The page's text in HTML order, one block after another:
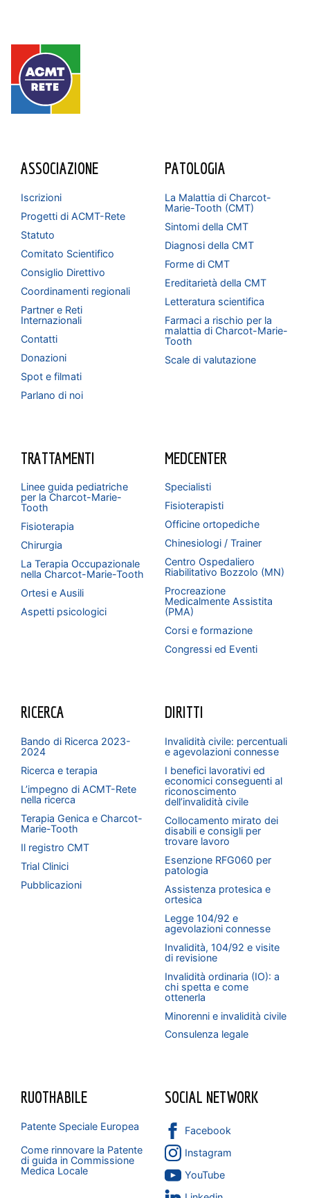
ASSOCIAZIONE
Iscrizioni
Progetti di ACMT-Rete
Statuto
Comitato Scientifico
Consiglio Direttivo
Coordinamenti regionali
Partner e Reti
Internazionali
Contatti
Donazioni
Spot e filmati
Parlano di noi
PATOLOGIA
La Malattia di Charcot-
Marie-Tooth (CMT)
Sintomi della CMT
Diagnosi della CMT
Forme di CMT
Ereditarietà della CMT
Letteratura scientifica
Farmaci a rischio per la
malattia di Charcot-Marie-
Tooth
Scale di valutazione
TRATTAMENTI
Linee guida pediatriche
per la Charcot-Marie-
Tooth
Fisioterapia
Chirurgia
La Terapia Occupazionale
nella Charcot-Marie-Tooth
Ortesi e Ausili
Aspetti psicologici
MEDCENTER
Specialisti
Fisioterapisti
Officine ortopediche
Chinesiologi / Trainer
Centro Ospedaliero
Riabilitativo Bozzolo (MN)
Procreazione
Medicalmente Assistita
(PMA)
Corsi e formazione
Congressi ed Eventi
RICERCA
Bando di Ricerca 2023-
2024
Ricerca e terapia
L’impegno di ACMT-Rete
nella ricerca
Terapia Genica e Charcot-
Marie-Tooth
Il registro CMT
Trial Clinici
Pubblicazioni
DIRITTI
Invalidità civile: percentuali
e agevolazioni connesse
I benefici lavorativi ed
economici conseguenti al
riconoscimento
dell’invalidità civile
Collocamento mirato dei
disabili e consigli per
trovare lavoro
Esenzione RFG060 per
patologia
Assistenza protesica e
ortesica
Legge 104/92 e
agevolazioni connesse
Invalidità, 104/92 e visite
di revisione
Invalidità ordinaria (IO): a
chi spetta e come
ottenerla
Minorenni e invalidità civile
Consulenza legale
RUOTHABILE
Patente Speciale Europea
Come rinnovare la Patente
di guida in Commissione
Medica Locale
SOCIAL NETWORK
Facebook
Instagram
YouTube